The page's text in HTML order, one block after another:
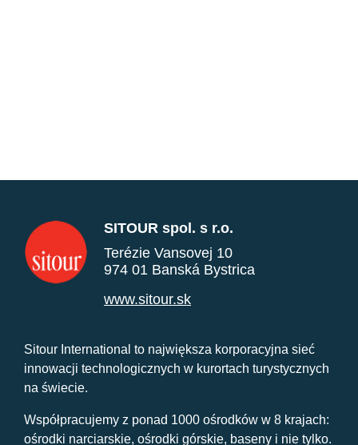
SITOUR spol. s r.o.
Terézie Vansovej 10
974 01 Banská Bystrica
www.sitour.sk
Sitour International to największa korporacyjna sieć
innowacji technologicznych w kurortach turystycznych
na świecie.
Współpracujemy z ponad 1000 ośrodków w 8 krajach:
ośrodki narciarskie, ośrodki górskie, baseny i nie tylko.